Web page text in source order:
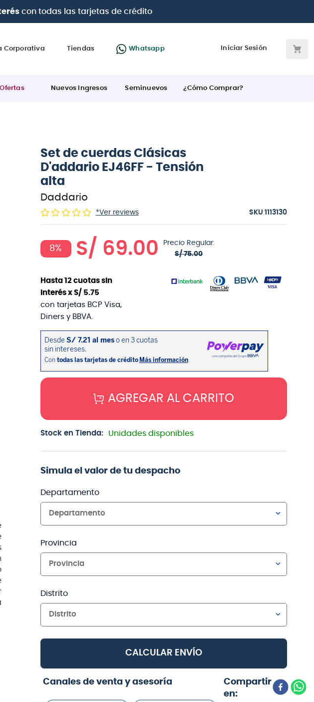
BCP Visa, Diners, BBVA e Interbank
Corporativa Tiendas Whatsapp Iniciar Sesión
Ofertas Nuevos Ingresos Seminuevos ¿Cómo Comprar?
Set de cuerdas Clásicas
D'addario EJ46FF - Tensión
alta
Daddario
*Ver reviews :1113130
8% S/ 69.00
Precio Regular:
S/ 75.00
Hasta 12cuotas sin
interés x S/ 5.75
con tarjetas BCP Visa,
Diners y BBVA.
AGREGAR AL CARRITO
Stock en Tienda: Unidades disponibles
Simula el valor de tu despacho
Departamento
Departamento
Provincia
Provincia
Distrito
Distrito
CALCULAR ENVÍO
Canales de venta y asesoría